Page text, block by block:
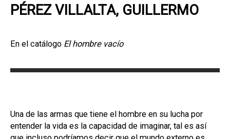
PÉREZ VILLALTA, GUILLERMO
En el catálogo El hombre vacío
Una de las armas que tiene el hombre en su lucha por
entender la vida es la capacidad de imaginar, tal es así